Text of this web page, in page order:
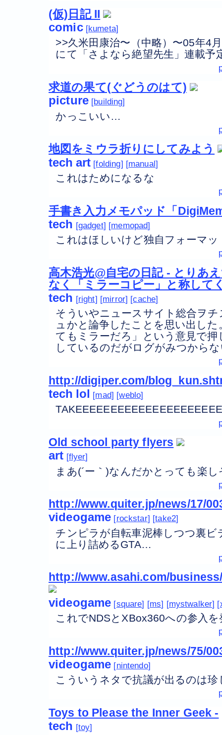
(仮)日記 II
comic kumeta
>>久米田康治〜（中略）〜05年4
にて「さよなら絶望先生」連載予
求道の果て(ぐどうのはて)
picture building
かっこいい…
地図をミウラ折りにしてみよう
tech art folding manual
これはためになるな
手書き入力メモパッド「
tech gadget memopad
これはほしいけど独自フォーマ
高木浩光@自宅の日記 - とりあ
なく「ミラーコピー」と称して
tech right mirror cache
そういやニュースサイト総合ヲ
ュかと論争したことを思い出し
てもミラーだろ」という意見で
しているのだがログがみつから
http://digiper.com/
tech lol mad weblo
Old school party flyers
art flyer
まあ(´ー｀)なんだかとっても楽し
http://www.quiter.jp/news/17/
videogame rockstar take2
チンピラが自転車泥棒しつつ裏
に上り詰めるGTA…
http://www.asahi.com/
videogame square ms mystwalker
これでNDSとXBox360への参入
http://www.quiter.jp/news/75/
videogame nintendo
こういうネタで抗議が出るのは
Toys to Please the Inner Geek -
tech toy